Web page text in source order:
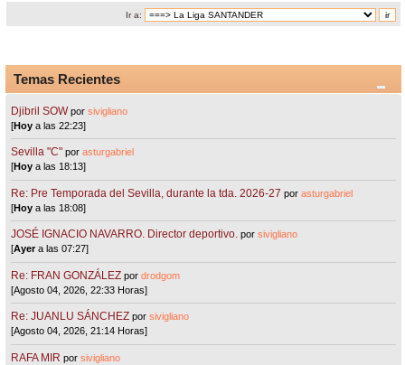
Ir a:
Temas Recientes
Djibril SOW porsivigliano
[Hoy a las 22:23]
Sevilla "C"porasturgabriel
[Hoy a las 18:13]
Re: Pre Temporada del Sevilla, durante la tda. 2026-27 porasturgabriel
[Hoy a las 18:08]
JOSÉ IGNACIO NAVARRO. Director deportivo. porsivigliano
[Ayera las 07:27]
Re: FRAN GONZÁLEZ pordrodgom
[Agosto 04, 2026, 22:33 Horas]
Re: JUANLU SÁNCHEZ porsivigliano
[Agosto 04, 2026, 21:14 Horas]
RAFA MIR porsivigliano